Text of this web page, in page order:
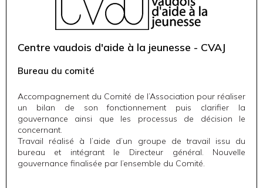
Centre vaudois d'aide à la jeunesse - CVAJ
Bureau du comité
Accompagnement du Comité de l’Association pour réaliser
un bilan de son fonctionnement puis clarifier la
gouvernance ainsi que les processus de décision le
concernant.
Travail réalisé à l’aide d’un groupe de travail issu du
bureau et intégrant le Directeur général. Nouvelle
gouvernance finalisée par l’ensemble du Comité.